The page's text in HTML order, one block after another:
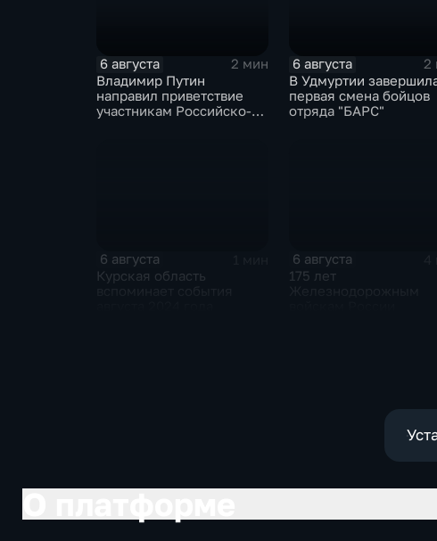
6 августа
2 мин
Владимир Путин
направил приветствие
участникам Российско-
6 августа
2
В Удмуртии
первая смена бойцов
отряда "БАРС"
6 августа
Курская область
6 августа
175 лет